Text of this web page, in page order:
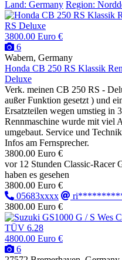
Land: Germany Region:
3800.00 Euro €
6
Wabern, Germany
Honda CB 250 RS Klassik
Deluxe
Verk. meinen CB 250 RS -
außer Funktion gesetzt ) und
Ersatzteilen wegen umstieg in
Rennmaschine wurde mit viel
umgebaut. Service und
Infos am Fernsprecher.
3800.00 Euro €
vor 12 Stunden Classic-Racer
haben es gesehen
3800.00 Euro €
05683xxxx
3800.00 Euro €
4800.00 Euro €
6